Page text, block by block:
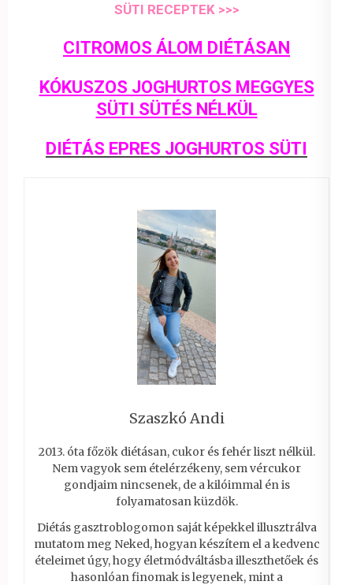
SÜTI RECEPTEK >>>
CITROMOS ÁLOM DIÉTÁSAN
KÓKUSZOS JOGHURTOS MEGGYES
SÜTI SÜTÉS NÉLKÜL
DIÉTÁS EPRES JOGHURTOS SÜTI
Szaszkó Andi
2013. óta főzök diétásan, cukor és fehér liszt nélkül.
Nem vagyok sem ételérzékeny, sem vércukor
gondjaim nincsenek, de a kilóimmal én is
folyamatosan küzdök.
Diétás gasztroblogomon saját képekkel illusztrálva
mutatom meg Neked, hogyan készítem el a kedvenc
ételeimet úgy, hogy életmódváltásba illeszthetőek és
hasonlóan finomak is legyenek, mint a